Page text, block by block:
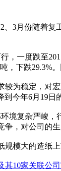
月份随着复
度跌至
，下跌
稳定，对宏
今年6月19日
复杂严峻，
，对公司的生
模大的造纸上
10家关联公